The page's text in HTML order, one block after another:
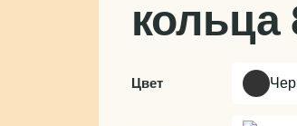
кольца
Цвет